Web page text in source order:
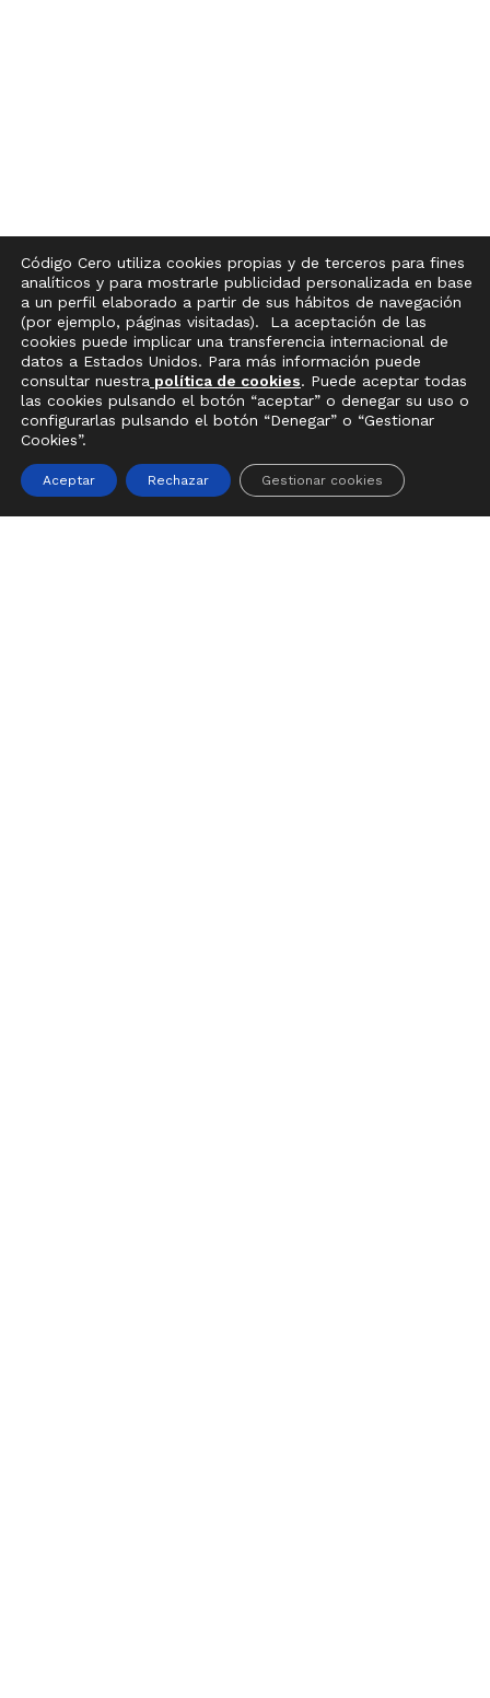
Código Cero utiliza cookies propias y de terceros para fines
analíticos y para mostrarle publicidad personalizada en base
a un perfil elaborado a partir de sus hábitos de navegación
(por ejemplo, páginas visitadas). La aceptación de las
cookies puede implicar una transferencia internacional de
datos a Estados Unidos. Para más información puede
consultar nuestra política de cookies. Puede aceptar todas
las cookies pulsando el botón “aceptar” o denegar su uso o
configurarlas pulsando el botón “Denegar” o “Gestionar
Cookies”.
Aceptar Rechazar Gestionar cookies